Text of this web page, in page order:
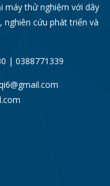
máy thử nghiệm với dây
nghiên cứu phát triển và
| 0388771339